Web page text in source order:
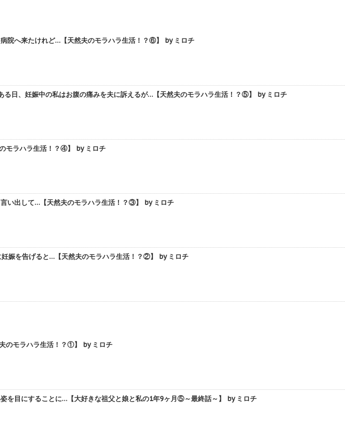
院へ来たけれど…【天然夫のモラハラ生活！？⑥】 by ミロチ
る日、妊娠中の私はお腹の痛みを夫に訴えるが…【天然夫のモラハラ生活！？⑤】 by ミロチ
モラハラ生活！？④】 by ミロチ
い出して…【天然夫のモラハラ生活！？③】 by ミロチ
娠を告げると…【天然夫のモラハラ生活！？②】 by ミロチ
のモラハラ生活！？①】 by ミロチ
を目にすることに…【大好きな祖父と娘と私の1年9ヶ月⑤～最終話～】 by ミロチ